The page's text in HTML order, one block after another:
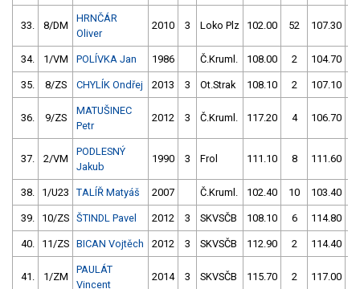
33. 8/DM
HRNČÁR
Oliver
2010 3 Loko Plz 102.00 52 107.30
34. 1/VM POLÍVKA Jan 1986 Č.Kruml. 108.00 2 104.70
35. 8/ZS CHYLÍK Ondřej 2013 3 Ot.Strak 108.10 2 107.10
36. 9/ZS
MATUŠINEC
Petr
2012 3 Č.Kruml. 117.20 4 106.70
37. 2/VM
PODLESNÝ
Jakub
1990 3 Frol 111.10 8 111.60
38. 1/U23 TALÍŘ Matyáš 2007 Č.Kruml. 102.40 10 103.40
39. 10/ZS ŠTINDL Pavel 2012 3 SKVSČB 108.10 6 114.80
40. 11/ZS BICAN Vojtěch 2012 3 SKVSČB 112.90 2 114.40
41. 1/ZM
PAULÁT
Vincent
2014 3 SKVSČB 115.70 2 117.00